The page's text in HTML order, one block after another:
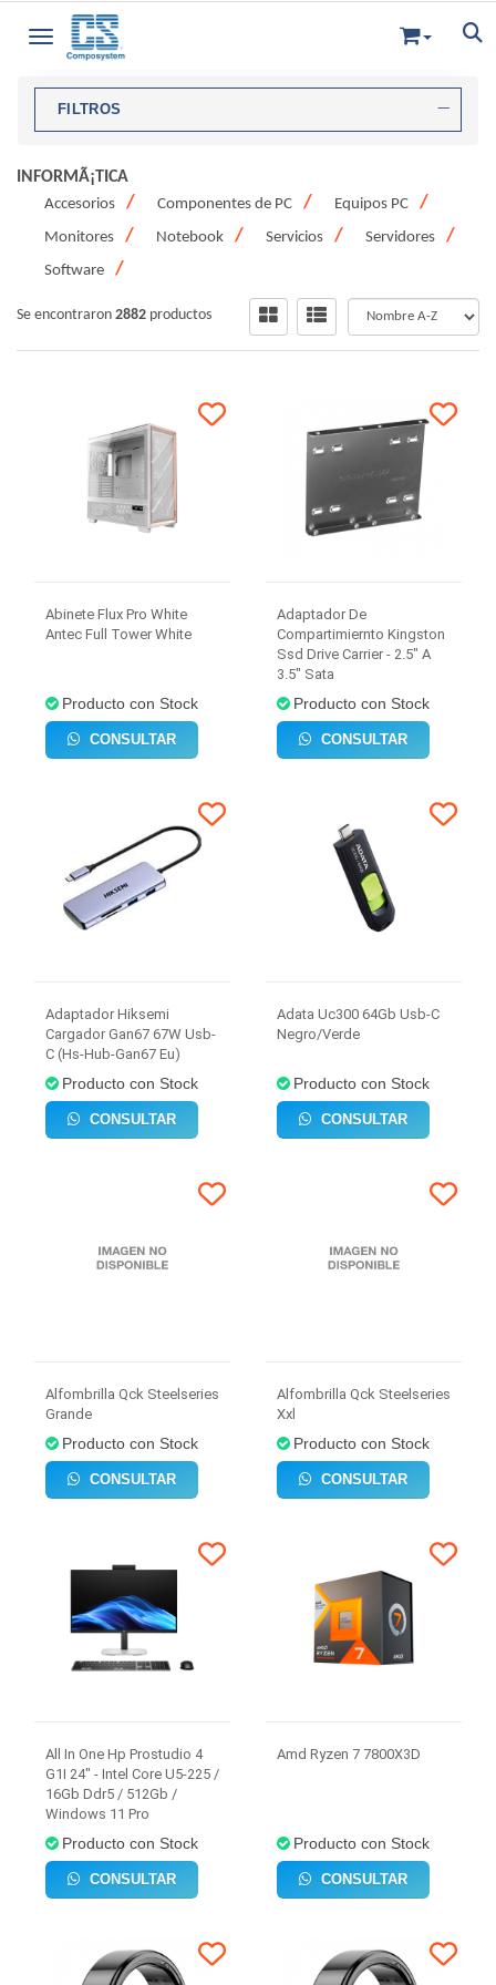
Toggle navigation
FILTROS
INFORMÃ¡TICA
Accesorios Componentes de PC
Equipos PC
Monitores
Notebook Servicios
Servidores
Software
Se encontraron 2882 productos
Abinete Flux Pro White
Antec Full Tower White
Producto con Stock
CONSULTAR
Adaptador De
Compartimiernto Kingston
Ssd Drive Carrier - 2.5" A
3.5" Sata
Producto con Stock
CONSULTAR
Adaptador Hiksemi
Cargador Gan67 67W Usb-
C (Hs-Hub-Gan67 Eu)
Producto con Stock
CONSULTAR
Adata Uc300 64Gb Usb-C
Negro/Verde
Producto con Stock
CONSULTAR
Alfombrilla Qck Steelseries
Grande
Producto con Stock
CONSULTAR
Alfombrilla Qck Steelseries
Xxl
Producto con Stock
CONSULTAR
All In One Hp Prostudio 4
G1I 24" - Intel Core U5-225 /
16Gb Ddr5 / 512Gb /
Windows 11 Pro
Producto con Stock
CONSULTAR
Amd Ryzen 7 7800X3D
Producto con Stock
CONSULTAR